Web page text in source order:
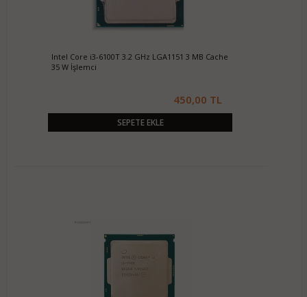
Intel Core i3-6100T 3.2 GHz LGA1151 3 MB Cache
35 W İşlemci
450,00 TL
SEPETE EKLE